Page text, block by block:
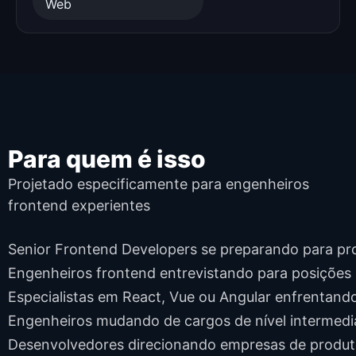
Para quem é isso
Projetado especificamente para engenheiros
frontend experientes
Senior Frontend Developers se preparando para
Engenheiros frontend entrevistando para posições
Especialistas em React, Vue ou Angular
Engenheiros mudando de cargos de nível
Desenvolvedores direcionando empresas de